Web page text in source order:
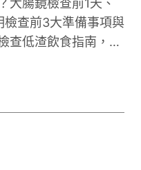
大腸鏡檢查前1天、
檢查前3大準備事項與
查低渣飲食指南，前